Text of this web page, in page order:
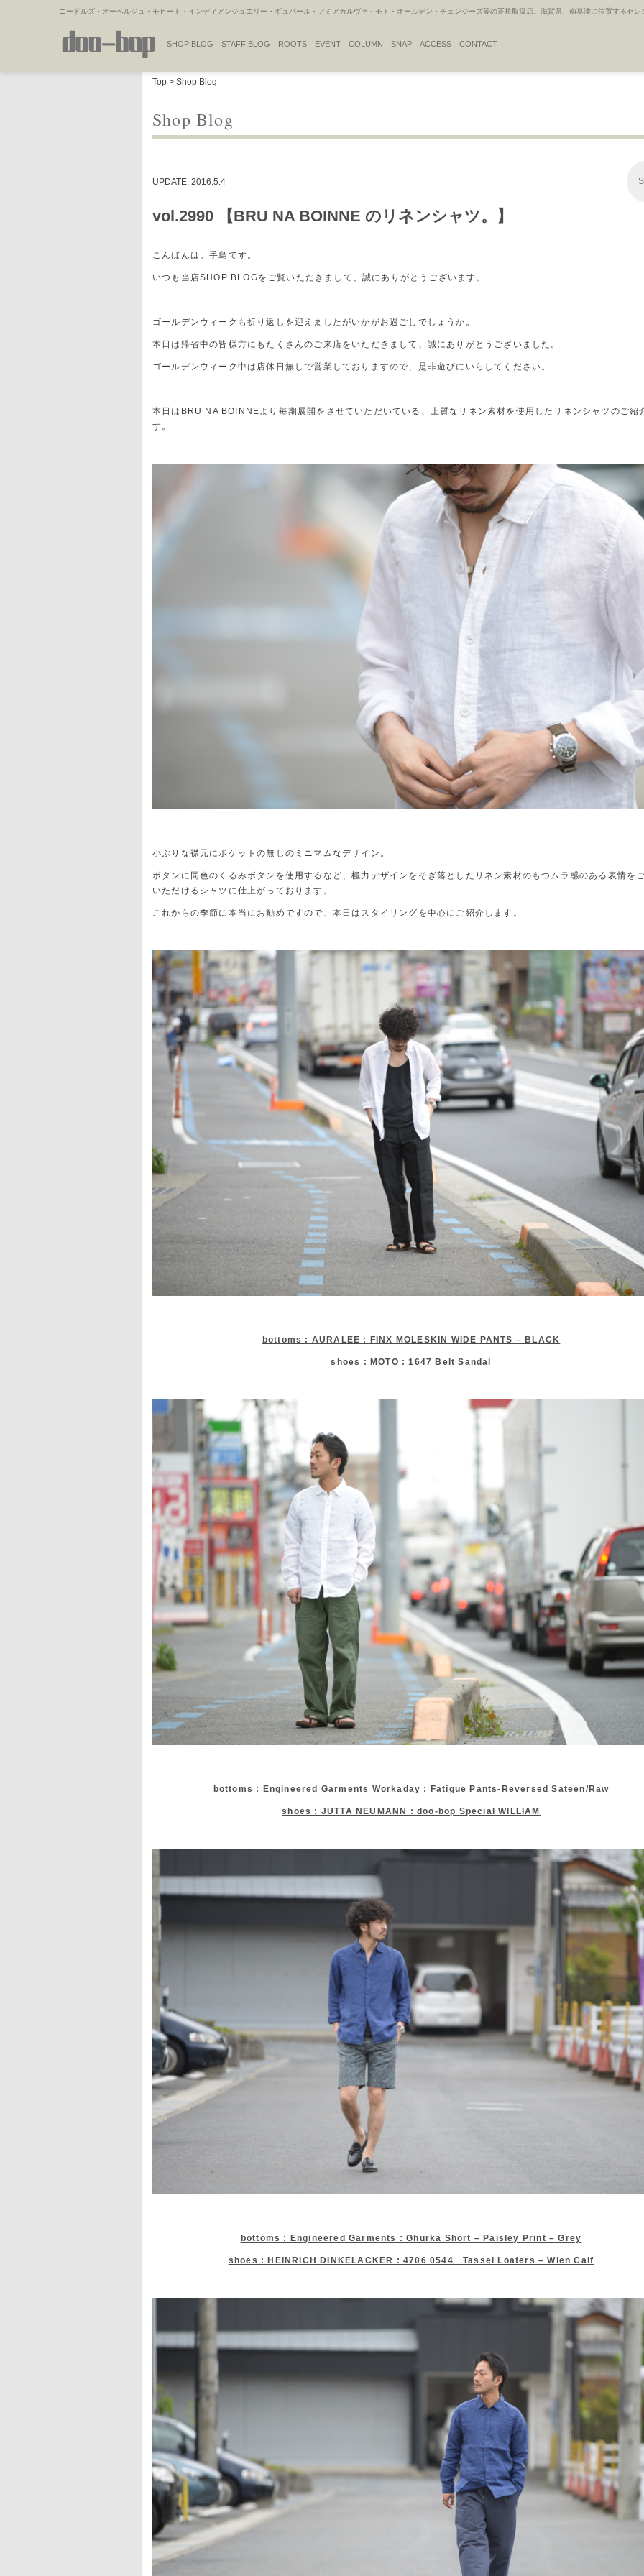
ニードルズ・オーベルジュ・モヒート・インディアンジュエリー・ギュパール・アミアカルヴァ・モト・オールデン・チェンジーズ等の正規取扱店。滋賀県、南草津に位置するセ
SHOP BLOG STAFF BLOG ROOTS EVENT COLUMN SNAP ACCESS CONTACT
Top > Shop Blog
Shop Blog
UPDATE: 2016.5.4
vol.2990 【BRU NA BOINNE のリネンシャツ。】
こんばんは。手島です。
いつも当店SHOP BLOGをご覧いただきまして、誠にありがとうございます。
ゴールデンウィークも折り返しを迎えましたがいかがお過ごしでしょうか。
本日は帰省中の皆様方にもたくさんのご来店をいただきまして、誠にありがとうございました。
ゴールデンウィーク中は店休日無しで営業しておりますので、是非遊びにいらしてください。
本日はBRU NA BOINNEより毎期展開をさせていただいている、上質なリネン素材を使用したリネンシャツのご紹
す。
小ぶりな襟元にポケットの無しのミニマムなデザイン。
ボタンに同色のくるみボタンを使用するなど、極力デザインをそぎ落としたリネン素材のもつムラ感のある表情を
いただけるシャツに仕上がっております。
これからの季節に本当にお勧めですので、本日はスタイリングを中心にご紹介します。
bottoms : AURALEE : FINX MOLESKIN WIDE PANTS – BLACK
shoes : MOTO : 1647 Belt Sandal
bottoms : Engineered Garments Workaday : Fatigue Pants-Reversed Sateen/Raw
shoes : JUTTA NEUMANN : doo-bop Special WILLIAM
bottoms : Engineered Garments : Ghurka Short – Paisley Print – Grey
shoes : HEINRICH DINKELACKER : 4706 0544 Tassel Loafers – Wien Calf